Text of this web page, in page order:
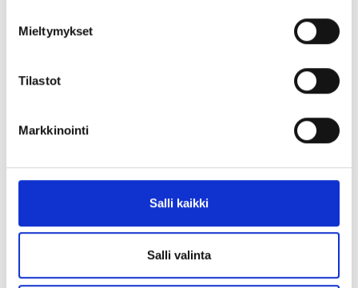
Mieltymykset
Tilastot
Markkinointi
Salli kaikki
Salli valinta
Kirjoittaja
Puheenjohtaja/ordförande/chairperson
Puheenjohtaja on vastuussa edunvalvonnasta ja edustaa
liittoa mediassa. Ordföranden är ansvarig för
intressebevakningen och representerar förbundet i medierna.
The chairperson is responsible for advocacy and represents
the federation in the media.
outi.vilkuna@sukol.fi